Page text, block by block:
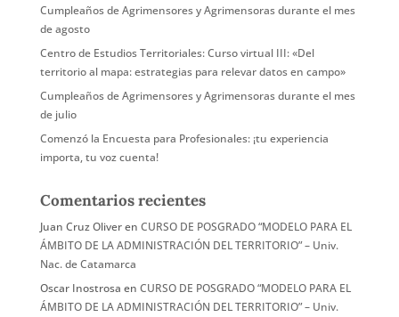
Cumpleaños de Agrimensores y Agrimensoras durante el mes
de agosto
Centro de Estudios Territoriales: Curso virtual III: «Del
territorio al mapa: estrategias para relevar datos en campo»
Cumpleaños de Agrimensores y Agrimensoras durante el mes
de julio
Comenzó la Encuesta para Profesionales: ¡tu experiencia
importa, tu voz cuenta!
Comentarios recientes
Juan Cruz Oliveren CURSO DE POSGRADO “MODELO PARA EL
ÁMBITO DE LA ADMINISTRACIÓN DEL TERRITORIO” – Univ.
Nac. de Catamarca
Oscar Inostrosa en CURSO DE POSGRADO “MODELO PARA EL
ÁMBITO DE LA ADMINISTRACIÓN DEL TERRITORIO” – Univ.